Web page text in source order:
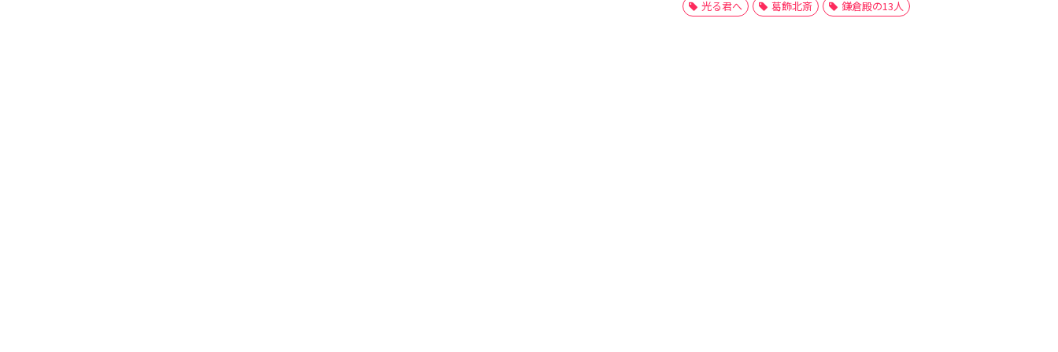
光る君へ 葛飾北斎 鎌倉殿の13人